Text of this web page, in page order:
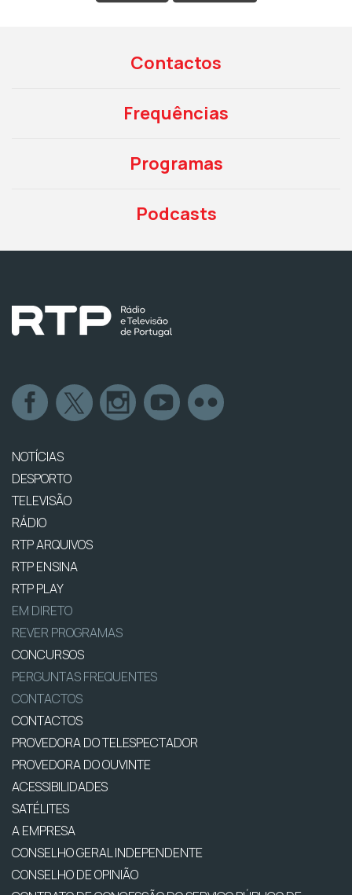
Contactos
Frequências
Programas
Podcasts
NOTÍCIAS
DESPORTO
TELEVISÃO
RÁDIO
RTP ARQUIVOS
RTP ENSINA
RTP PLAY
EM DIRETO
REVER PROGRAMAS
CONCURSOS
PERGUNTAS FREQUENTES
CONTACTOS
CONTACTOS
PROVEDORA DO TELESPECTADOR
PROVEDORA DO OUVINTE
ACESSIBILIDADES
SATÉLITES
A EMPRESA
CONSELHO GERAL INDEPENDENTE
CONSELHO DE OPINIÃO